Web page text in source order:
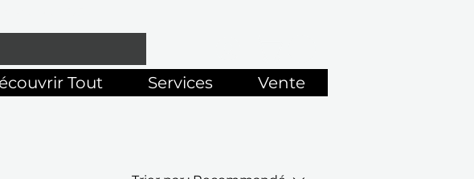
Tout Services Vente